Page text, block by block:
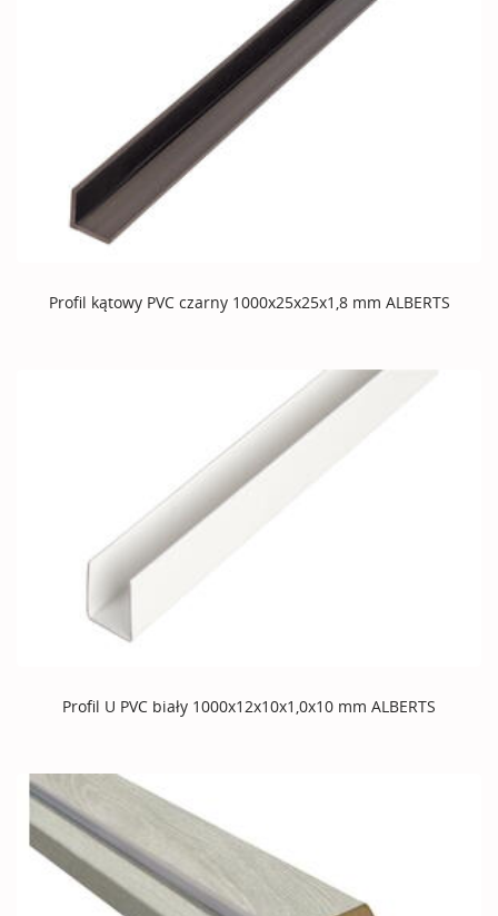
Profil kątowy PVC czarny 1000x25x25x1,8 mm ALBERTS
Profil U PVC biały 1000x12x10x1,0x10 mm ALBERTS